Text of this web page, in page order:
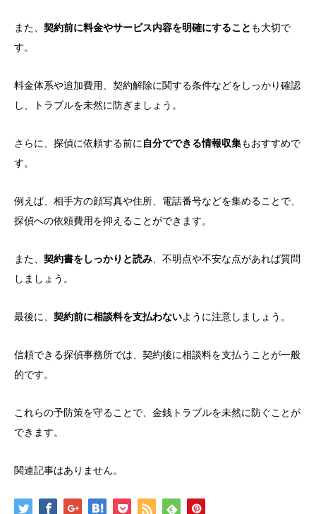
また、 契約前に料金やサービス内容を明確にすること も大切で
す。
料金体系や追加費用、契約解除に関する条件などをしっかり確認
し、トラブルを未然に防ぎましょう。
さらに、探偵に依頼する前に自分でできる情報収集もおすすめで
す。
例えば、相手方の顔写真や住所、電話番号などを集めることで、
探偵への依頼費用を抑えることができます。
また、 契約書をしっかりと読み、不明点や不安な点があれば質問
しましょう。
最後に、 契約前に相談料を支払わないように注意しましょう。
信頼できる探偵事務所では、契約後に相談料を支払うことが一般
的です。
これらの予防策を守ることで、金銭トラブルを未然に防ぐことが
できます。
関連記事はありません。